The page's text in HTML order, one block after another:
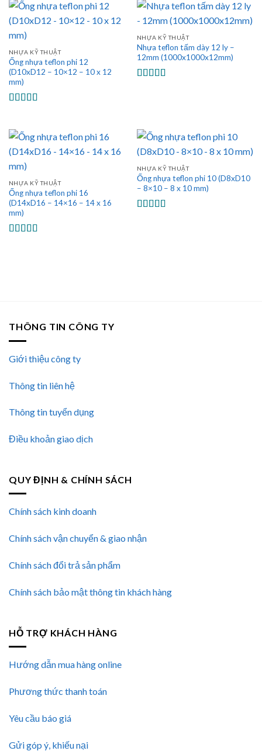
NHỰA KỸ THUẬT
Ống nhựa teflon phi 12
(D10xD12 – 10×12 – 10 x 12
mm)
sao
NHỰA KỸ THUẬT
Nhựa teflon tấm dày 12 ly –
12mm (1000x1000x12mm)
NHỰA KỸ THUẬT
Ống nhựa teflon phi 16
(D14xD16 – 14×16 – 14 x 16
mm)
NHỰA KỸ THUẬT
Ống nhựa teflon phi 10 (D8xD10
– 8×10 – 8 x 10 mm)
THÔNG TIN CÔNG TY
Giới thiệu công ty
Thông tin liên hệ
Thông tin tuyển dụng
Điều khoản giao dịch
QUY ĐỊNH & CHÍNH SÁCH
Chính sách kinh doanh
Chính sách vận chuyển & giao nhận
Chính sách đổi trả sản phẩm
Chính sách bảo mật thông tin khách hàng
HỖ TRỢ KHÁCH HÀNG
Hướng dẫn mua hàng online
Phương thức thanh toán
Yêu cầu báo giá
Gửi góp ý, khiếu nại